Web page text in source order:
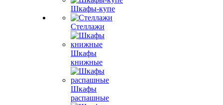
Шкафы-купе
Стеллажи
Шкафы
книжные
Шкафы
распашные